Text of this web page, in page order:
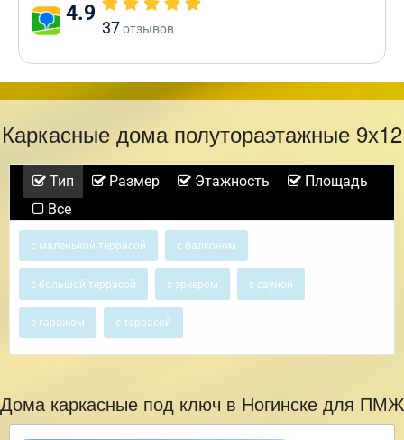
4.9
37отзывов
Каркасные дома полутораэтажные 9х12
Тип Размер Этажность
Площадь
Все
с маленькой террасой с балконом
с большой террасой с эркером с сауной
с гаражом с террасой
Дома каркасные под ключ в Ногинске для ПМЖ